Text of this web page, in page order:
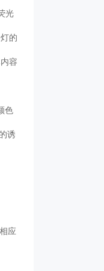
光
的
容
色
诱
应